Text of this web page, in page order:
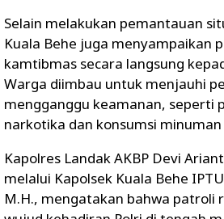
Selain melakukan pemantauan
Kuala Behe juga menyampaikan
kamtibmas secara langsung
Warga diimbau untuk menjauhi
mengganggu keamanan, seperti
narkotika dan konsumsi minuman
Kapolres Landak AKBP Devi
melalui Kapolsek Kuala Behe
M.H., mengatakan bahwa patroli